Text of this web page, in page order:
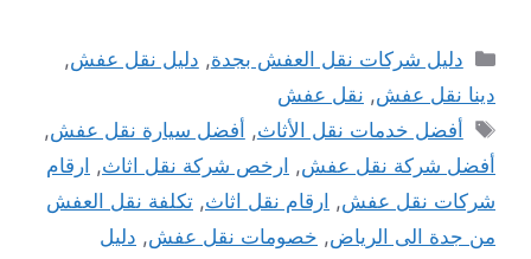
التصنيفات
دليل شركات نقل العفش بجدة, دليل نقل عفش,
دينا نقل عفش, نقل عفش
الوسوم
أفضل خدمات نقل الأثاث, أفضل سيارة نقل عفش,
أفضل شركة نقل عفش, ارخص شركة نقل اثاث, ارقام
شركات نقل عفش, ارقام نقل اثاث, تكلفة نقل العفش
من جدة الى الرياض, خصومات نقل عفش, دليل